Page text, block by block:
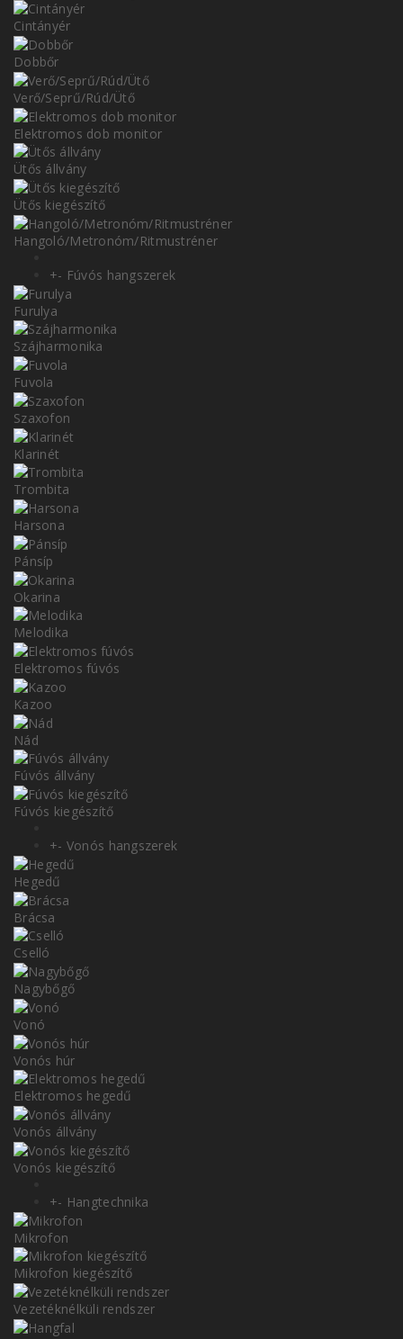
Cintányér
Dobbőr
Verő/Seprű/Rúd/Ütő
Elektromos dob monitor
Ütős állvány
Ütős kiegészítő
Hangoló/Metronóm/Ritmustréner
+- Fúvós hangszerek
Furulya
Szájharmonika
Fuvola
Szaxofon
Klarinét
Trombita
Harsona
Pánsíp
Okarina
Melodika
Elektromos fúvós
Kazoo
Nád
Fúvós állvány
Fúvós kiegészítő
+- Vonós hangszerek
Hegedű
Brácsa
Cselló
Nagybőgő
Vonó
Vonós húr
Elektromos hegedű
Vonós állvány
Vonós kiegészítő
+- Hangtechnika
Mikrofon
Mikrofon kiegészítő
Vezetéknélküli rendszer